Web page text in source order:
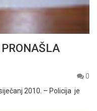
0
2010. – Policija je